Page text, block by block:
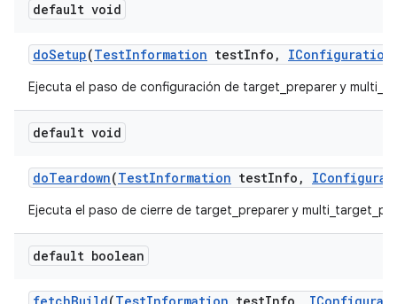
default void
doSetup(TestInformation testInfo , IConfiguration
Ejecuta el paso de configuración de target_preparer y
default void
doTeardown(TestInformation testInfo ,
Ejecuta el paso de cierre de target_preparer y
default boolean